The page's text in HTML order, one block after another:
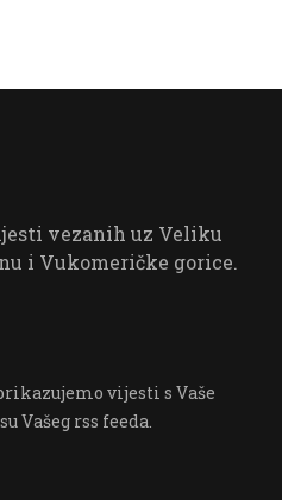
vezanih uz Veliku
i Vukomeričke gorice.
vijesti s Vaše
Vašeg rss feeda.